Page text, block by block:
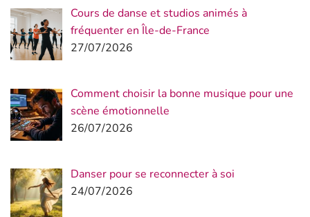
Cours de danse et studios animés à
fréquenter en Île-de-France
27/07/2026
Comment choisir la bonne musique pour une
scène émotionnelle
26/07/2026
Danser pour se reconnecter à soi
24/07/2026